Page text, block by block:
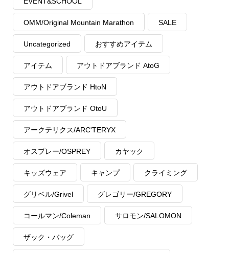
OMM/Original Mountain Marathon SALE
Uncategorized おすすめアイテム
アイテム アウトドアブランド AtoG
アウトドアブランド HtoN
アウトドアブランド OtoU
アークテリクス/ARC'TERYX
オスプレー/OSPREY カヤック
キッズウェア キャンプ クライミング
グリベル/Grivel グレゴリー/GREGORY
コールマン/Coleman サロモン/SALOMON
ザック・バッグ